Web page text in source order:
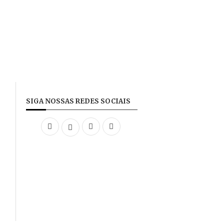
SIGA NOSSAS REDES SOCIAIS